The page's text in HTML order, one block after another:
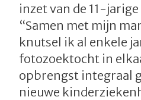
inzet van de 11-
“Samen met mijn
knutsel ik al enkele
fotozoektocht in
opbrengst integraal
nieuwe